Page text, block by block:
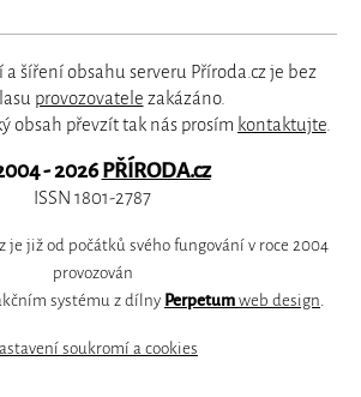
šíření obsahu serveru Příroda.cz je bez
provozovatele zakázáno.
obsah převzít tak nás prosím kontaktujte.
- 2026PŘÍRODA.cz
ISSN 1801-2787
je již od počátků svého fungování v roce 2004
provozován
systému z dílny Perpetum web design
soukromí a cookies